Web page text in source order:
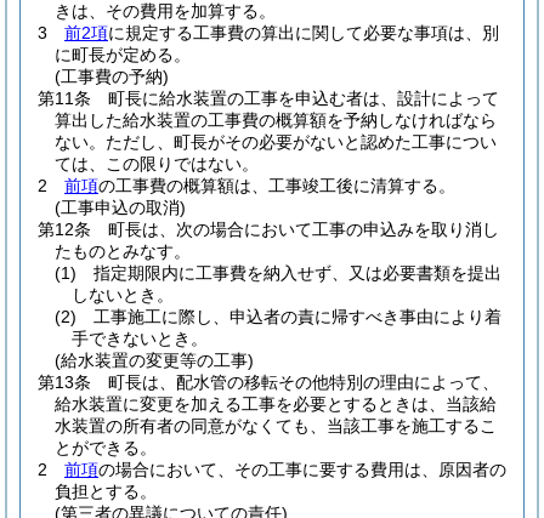
きは、その費用を加算する。
3
前2項に規定する工事費の算出に関して必要な事項は、別
に町長が定める。
(工事費の予納)
第11条
町長に給水装置の工事を申込む者は、設計によって
算出した給水装置の工事費の概算額を予納しなければなら
ない。 ただし、町長がその必要がないと認めた工事につい
ては、この限りではない。
2
前項の工事費の概算額は、工事竣工後に清算する。
(工事申込の取消)
第12条
町長は、次の場合において工事の申込みを取り消し
たものとみなす。
(1)
指定期限内に工事費を納入せず、又は必要書類を提出
しないとき。
(2)
工事施工に際し、申込者の責に帰すべき事由により着
手できないとき。
(給水装置の変更等の工事)
第13条
町長は、配水管の移転その他特別の理由によって、
給水装置に変更を加える工事を必要とするときは、当該給
水装置の所有者の同意がなくても、当該工事を施工するこ
とができる。
2
前項の場合において、その工事に要する費用は、原因者の
負担とする。
(第三者の異議についての責任)